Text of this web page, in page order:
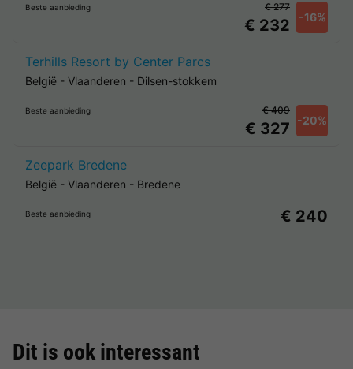
Beste aanbieding
€ 232 -16%
€ 277
Terhills Resort by Center Parcs
België - Vlaanderen - Dilsen-stokkem
Beste aanbieding
€ 327 -20%
€ 409
Zeepark Bredene
België - Vlaanderen - Bredene
Beste aanbieding € 240
Dit is ook interessant